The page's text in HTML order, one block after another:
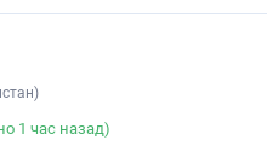
1 час назад)